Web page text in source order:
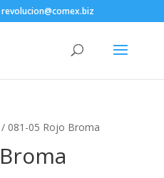
revolucion@comex.biz
081-05 Rojo Broma